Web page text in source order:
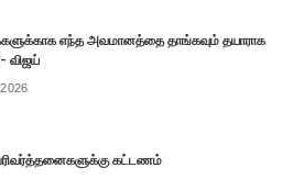
எந்த அவமானத்தை தாங்கவும் தயாராக
விஜய்
கட்டணம்